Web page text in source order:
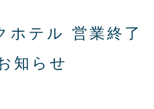
ホテル 営業終了
知らせ